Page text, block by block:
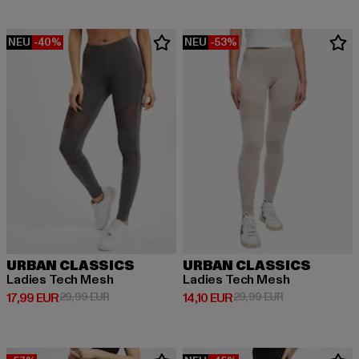
NEU -40%
URBAN CLASSICS
Ladies Tech Mesh
17,99 EUR
Derzeitiger Preis: 17,99 EUR
29,99 EURAktionspreis: 29,99 EUR
NEU -53%
URBAN CLASSICS
Ladies Tech Mesh
14,10 EUR
Derzeitiger Preis: 14,10 EUR
29,99 EURAktionspreis: